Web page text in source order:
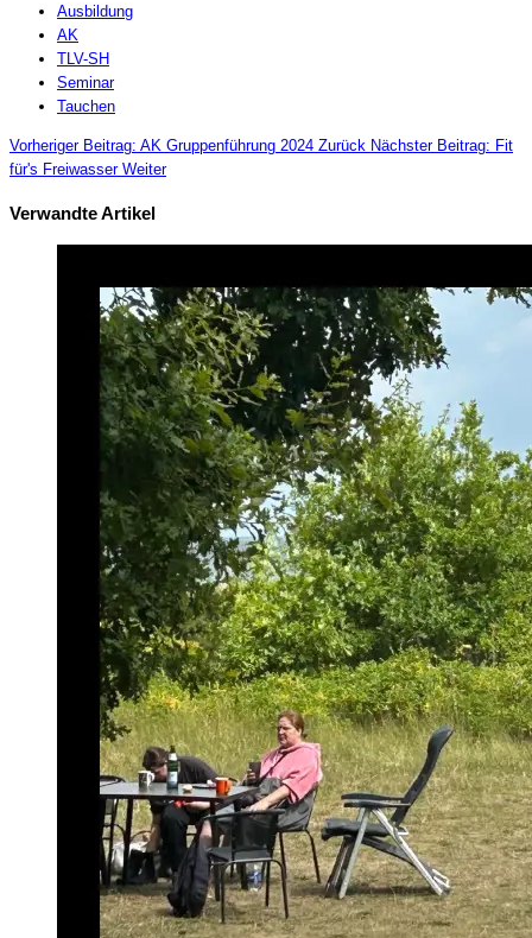
Ausbildung
AK
TLV-SH
Seminar
Tauchen
Vorheriger Beitrag: AK Gruppenführung 2024 Zurück Nächster Beitrag: Fit
für's Freiwasser Weiter
Verwandte Artikel